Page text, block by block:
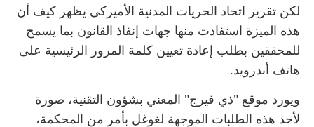
لكن تقرير اتحاد الحريات المدنية الأميركي يظهر كيف أن
هذه الميزة استفادت منها جهات إنفاذ القانون بما يسمح
للمحققين بطلب إعادة تعيين كلمة المرور الرئيسية على
هاتف أندرويد.
ويورد موقع "ذي فيرج" المعني بشؤون التقنية، صورة
لأحد هذه الطلبات الموجهة لغوغل بأمر من المحكمة،